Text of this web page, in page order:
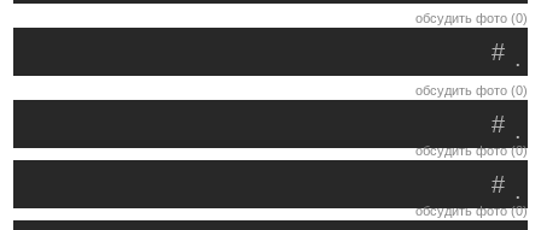
обсудить фото (0)
.
#
обсудить фото (0)
.
#
обсудить фото (0)
.
#
обсудить фото (0)